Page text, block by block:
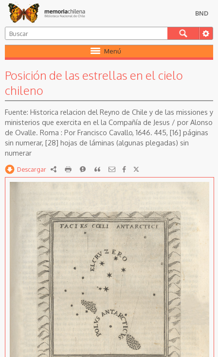
BND
Menú
Posición de las estrellas en el cielo
chileno
Historica relacion del Reyno de Chile y de las missiones y
ministerios que exercita en el la Compañía de Jesus / por Alonso
de Ovalle. Roma : Por Francisco Cavallo, 1646. 445, [16] páginas
sin numerar, [28] hojas de láminas (algunas plegadas) sin
numerar
Descargar RDF imprimirReportarCitar